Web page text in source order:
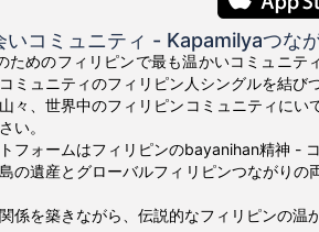
いコミュニティ - Kapamilyaつな
ためのフィリピンで最も温かいコミュニ
ミュニティのフィリピン人シングルを結び
々、世界中のフィリピンコミュニティに
い。
フォームはフィリピンのbayanihan精神 -
の遺産とグローバルフィリピンつながり
係を築きながら、伝説的なフィリピンの温